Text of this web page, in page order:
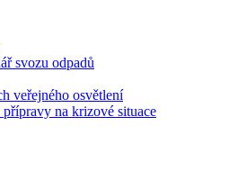
svozu odpadů
veřejného osvětlení
na krizové situace